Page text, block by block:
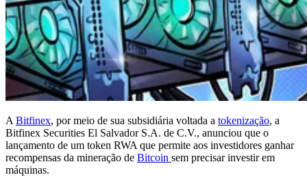
A Bitfinex, por meio de sua subsidiária voltada a tokenização, a
Bitfinex Securities El Salvador S.A. de C.V., anunciou que o
lançamento de um token RWA que permite aos investidores ganhar
recompensas da mineração de Bitcoin sem precisar investir em
máquinas.